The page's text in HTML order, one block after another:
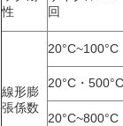
性
回
線形膨
張係数
20°C~100°C
20°C・500°C
20°C~800°C